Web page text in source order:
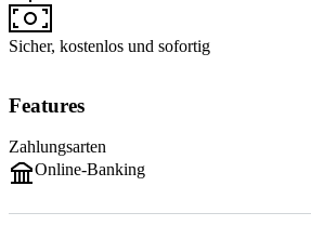
Sicher, kostenlos und sofortig
Features
Zahlungsarten
Online-Banking